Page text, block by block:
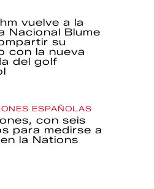
vuelve a la
Nacional Blume
su
con la nueva
del golf
ESPAÑOLAS
con seis
para medirse a
la Nations